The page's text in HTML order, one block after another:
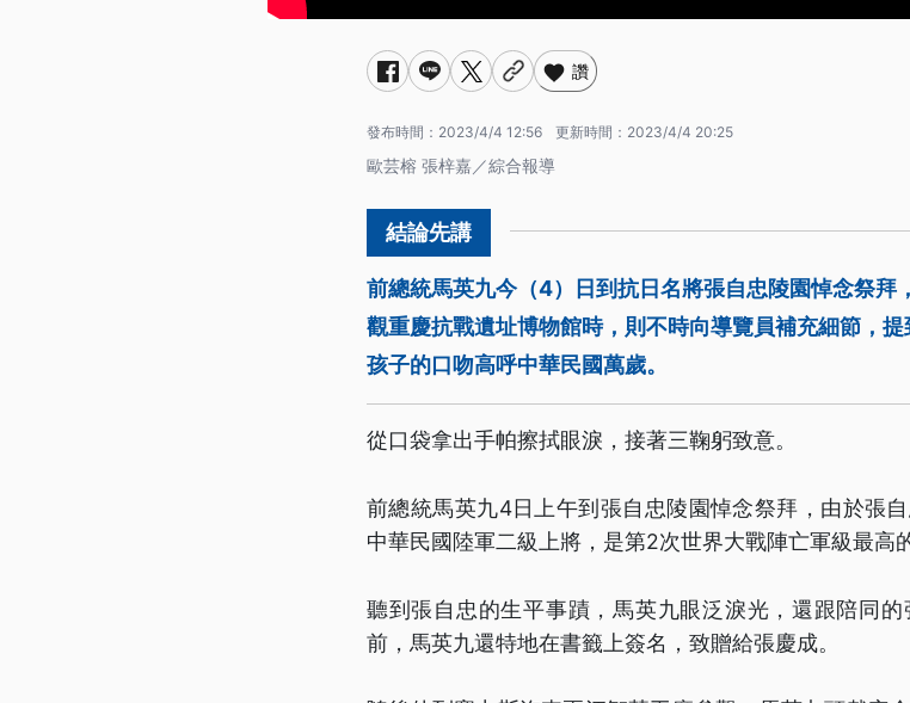
讚
發布時間： 2023/4/4 12:56 更新時間： 2023/4/4 20:25
歐芸榕 張梓嘉／綜合報導
前總統馬英九今（4）日到抗日名將張自忠陵園悼念祭拜
觀重慶抗戰遺址博物館時，則不時向導覽員補充細節，
孩子的口吻高呼中華民國萬歲。
從口袋拿出手帕擦拭眼淚，接著三鞠躬致意。
前總統馬英九4日上午到張自忠陵園悼念祭拜，由於張
中華民國陸軍二級上將，是第2次世界大戰陣亡軍級最高
聽到張自忠的生平事蹟，馬英九眼泛淚光，還跟陪同
前，馬英九還特地在書籤上簽名，致贈給張慶成。